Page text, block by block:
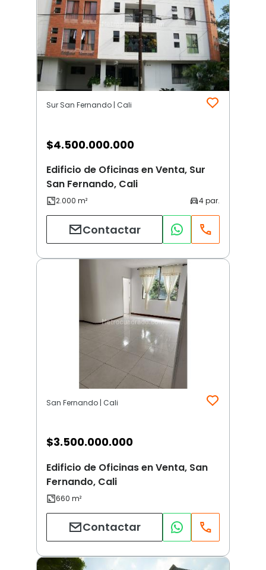
Sur San Fernando | Cali
$4.500.000.000
Edificio de Oficinas en Venta, Sur
San Fernando, Cali
Contactar
San Fernando | Cali
$3.500.000.000
Edificio de Oficinas en Venta, San
Fernando, Cali
Contactar